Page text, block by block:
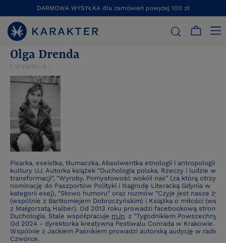
DARMOWA WYSYŁKA dla zamówień powyżej 100 zł
STRONA GŁÓWNA OLGA DRENDA
Olga Drenda
( WYNIKI: 4 )
Pisarka, eseistka, tłumaczka. Absolwentka etnologii i antropologii
kultury UJ. Autorka książek "Duchologia polska. Rzeczy i ludzie w
transformacji", "Wyroby. Pomysłowość wokół nas" (za którą
nominację do Paszportów Polityki i Nagrodę Literacką Gdynia w
kategorii esej), "Słowo humoru" oraz rozmów "Czyje jest nasze
(wspólnie z Bartłomiejem Dobroczyńskim) i Książka o miłości
z Małgorzatą Halber). Od 2013 roku prowadzi facebookową stronę
Duchologia. Stale współpracuje m.in. z "Tygodnikiem Powszechnym".
Od 2024 - dyrektorka kreatywna Festiwalu Conrada w Krakowie.
Wspólnie z Jackiem Paśnikiem prowadzi autorską audycję w
Czwórce.